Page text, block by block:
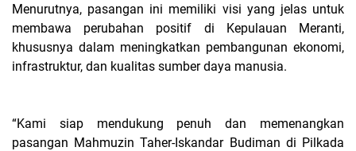
Menurutnya, pasangan ini memiliki visi yang jelas untuk
membawa perubahan positif di Kepulauan Meranti,
khususnya dalam meningkatkan pembangunan ekonomi,
infrastruktur, dan kualitas sumber daya manusia.
“Kami siap mendukung penuh dan memenangkan
pasangan Mahmuzin Taher-Iskandar Budiman di Pilkada